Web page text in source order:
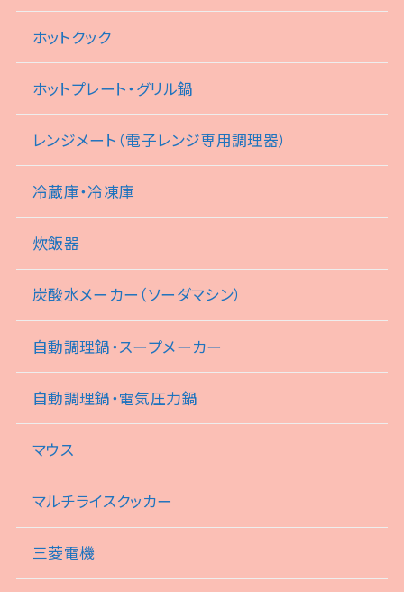
ホットクック
ホットプレート・グリル鍋
レンジメート（電子レンジ専用調理器）
冷蔵庫・冷凍庫
炊飯器
炭酸水メーカー（ソーダマシン）
自動調理鍋・スープメーカー
自動調理鍋・電気圧力鍋
マウス
マルチライスクッカー
三菱電機